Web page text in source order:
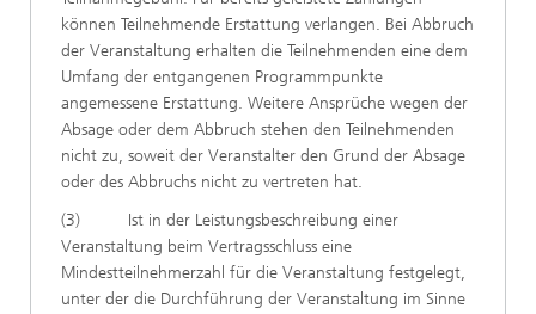
können Teilnehmende Erstattung verlangen. Bei Abbruch
der Veranstaltung erhalten die Teilnehmenden eine dem
Umfang der entgangenen Programmpunkte
angemessene Erstattung. Weitere Ansprüche wegen der
Absage oder dem Abbruch stehen den Teilnehmenden
nicht zu, soweit der Veranstalter den Grund der Absage
oder des Abbruchs nicht zu vertreten hat.
(3) Ist in der Leistungsbeschreibung einer
Veranstaltung beim Vertragsschluss eine
Mindestteilnehmerzahl für die Veranstaltung festgelegt,
unter der die Durchführung der Veranstaltung im Sinne